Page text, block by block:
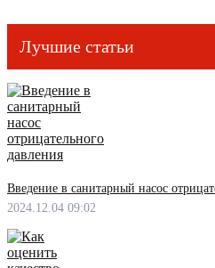
Лучшие статьи
Введение в санитарный насос
2024.12.04 09:02